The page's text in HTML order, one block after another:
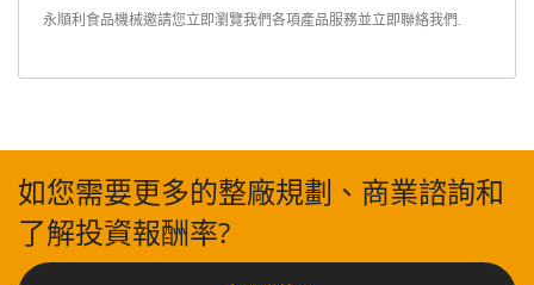
永順利食品機械邀請您立即瀏覽我們各項產品服務並立即聯絡我們.
如您需要更多的整廠規劃、商業諮詢和
了解投資報酬率?